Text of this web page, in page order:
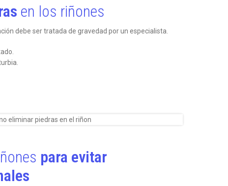
en los riñones
debe ser tratada de gravedad por un especialista.
para evitar